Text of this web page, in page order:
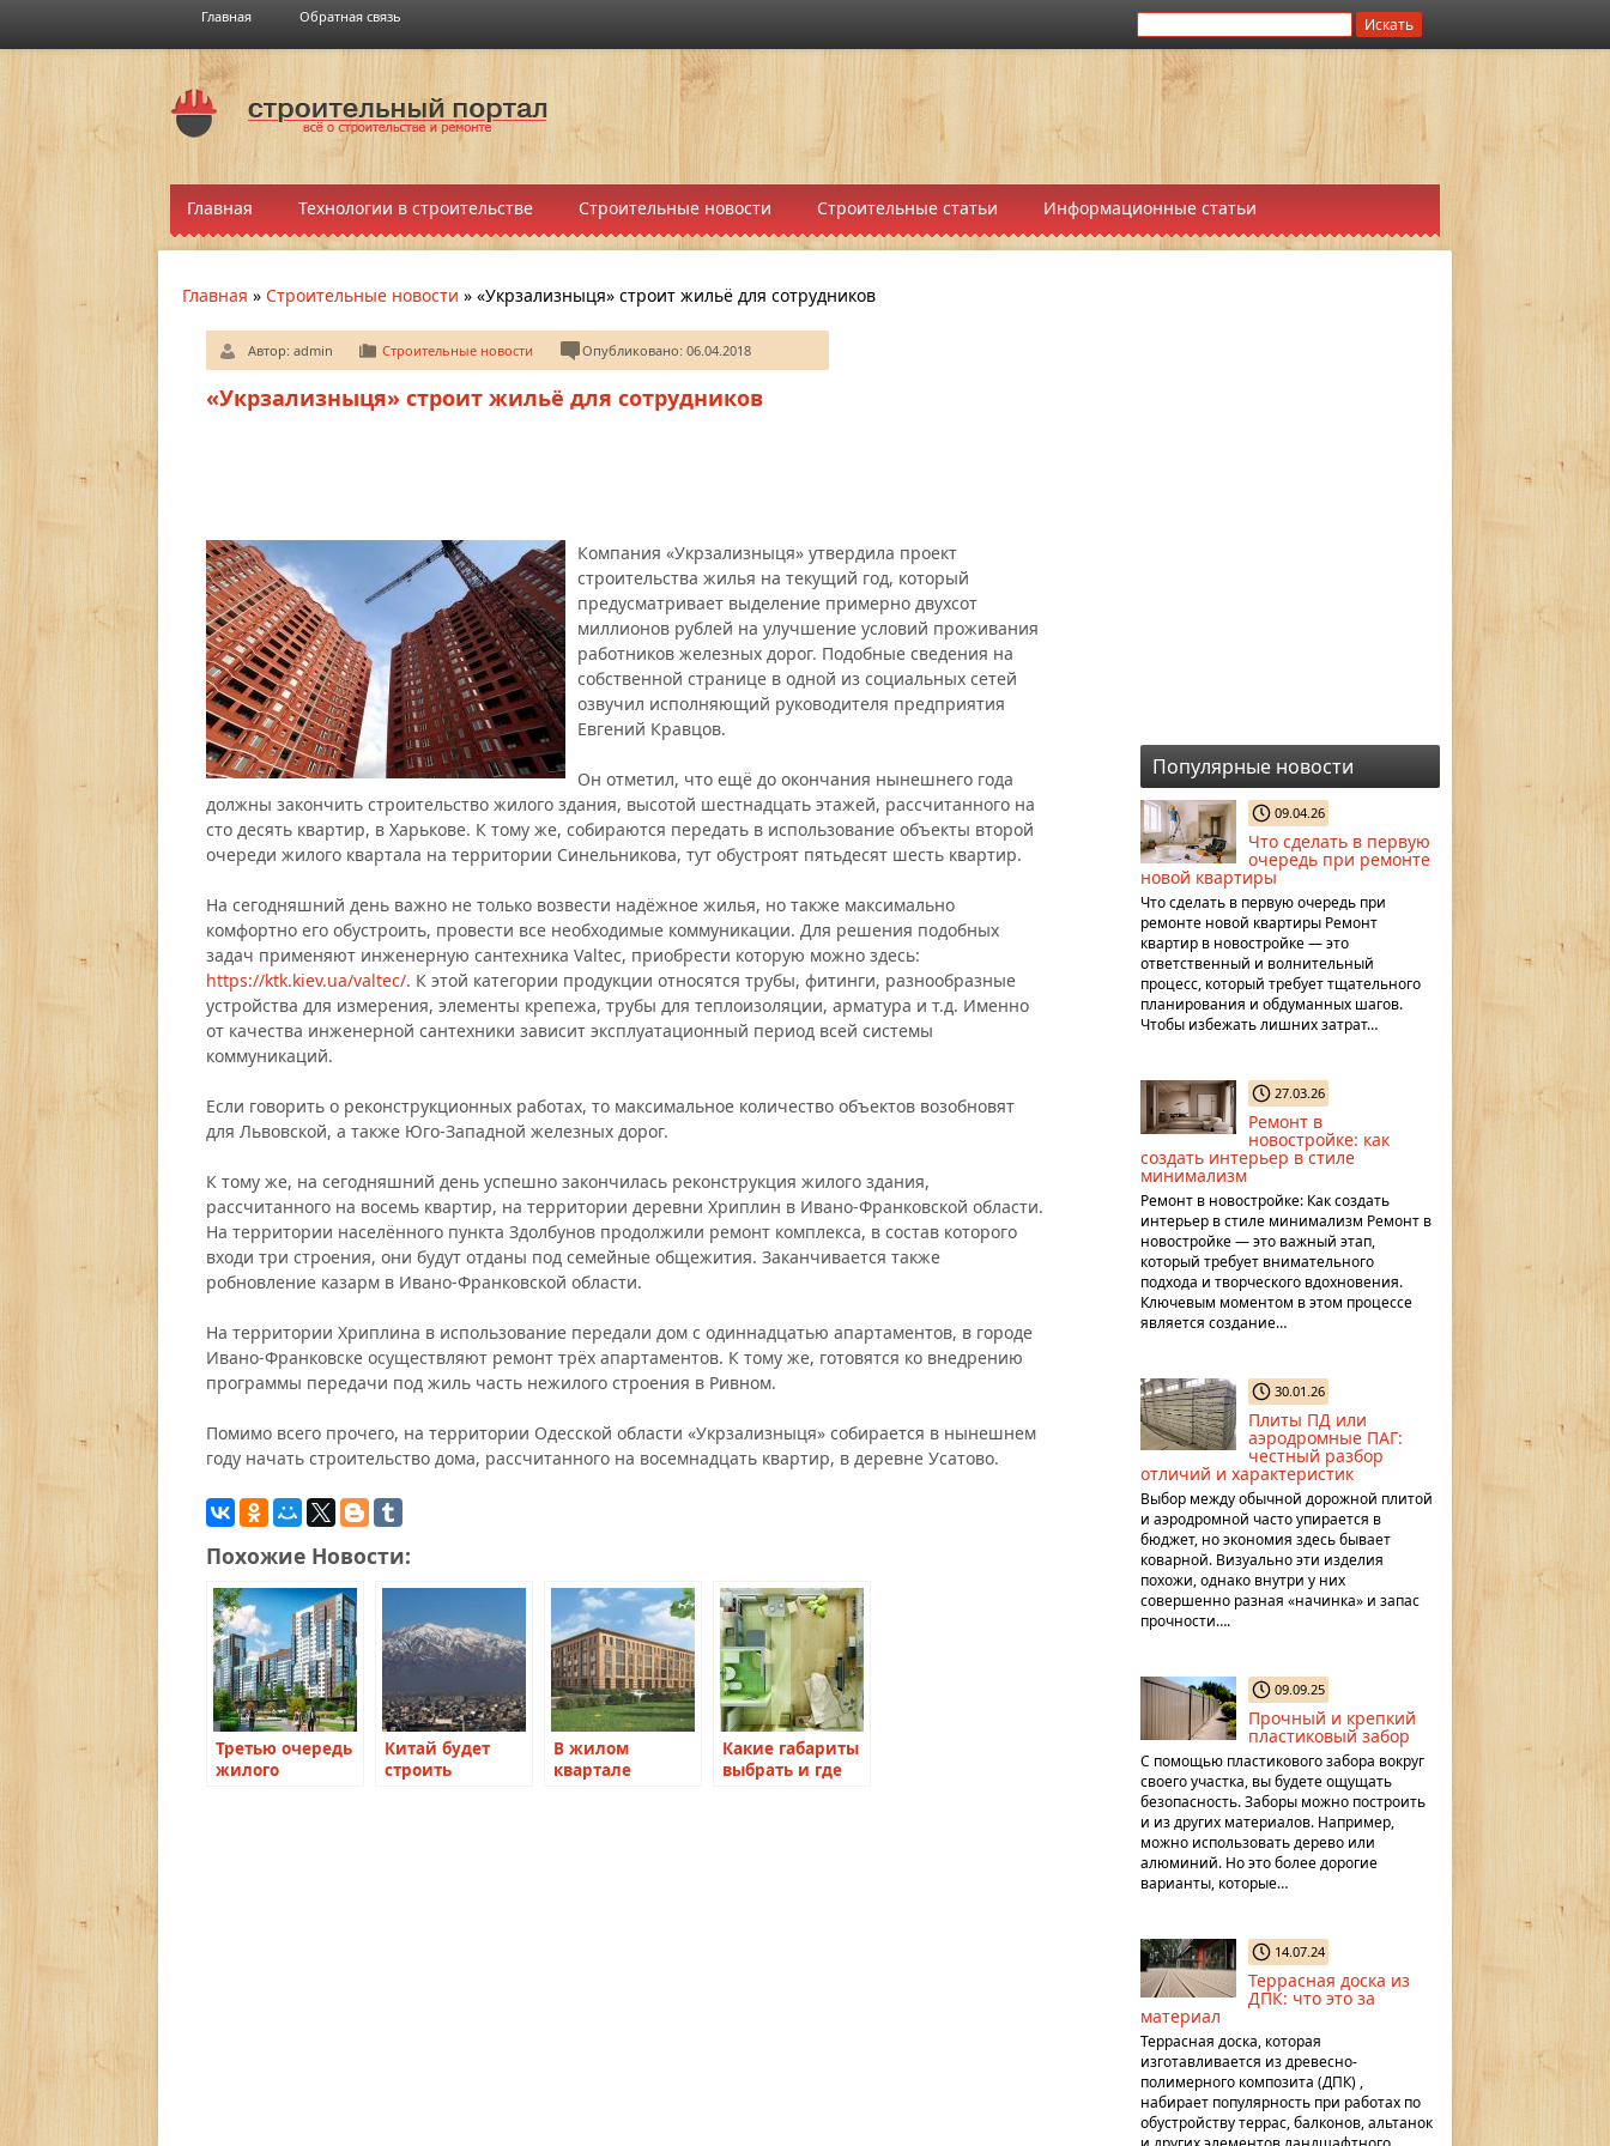
Главная Обратная связь
Главная Технологии в строительстве Строительные новости Строительные статьи Информационные статьи
Главная » Строительные новости » «Укрзализныця» строит жильё для сотрудников
Автор: admin Строительные новости Опубликовано: 06.04.2018
«Укрзализныця» строит жильё для сотрудников
Компания «Укрзализныця» утвердила проект
строительства жилья на текущий год, который
предусматривает выделение примерно двухсот
миллионов рублей на улучшение условий проживания
работников железных дорог. Подобные сведения на
собственной странице в одной из социальных сетей
озвучил исполняющий руководителя предприятия
Евгений Кравцов.
Он отметил, что ещё до окончания нынешнего года
должны закончить строительство жилого здания, высотой шестнадцать этажей, рассчитанного на
сто десять квартир, в Харькове. К тому же, собираются передать в использование объекты второй
очереди жилого квартала на территории Синельникова, тут обустроят пятьдесят шесть квартир.
На сегодняшний день важно не только возвести надёжное жилья, но также максимально
комфортно его обустроить, провести все необходимые коммуникации. Для решения подобных
задач применяют инженерную сантехника Valtec, приобрести которую можно здесь:
https://ktk.kiev.ua/valtec/. К этой категории продукции относятся трубы, фитинги, разнообразные
устройства для измерения, элементы крепежа, трубы для теплоизоляции, арматура и т.д. Именно
от качества инженерной сантехники зависит эксплуатационный период всей системы
коммуникаций.
Если говорить о реконструкционных работах, то максимальное количество объектов возобновят
для Львовской, а также Юго-Западной железных дорог.
К тому же, на сегодняшний день успешно закончилась реконструкция жилого здания,
рассчитанного на восемь квартир, на территории деревни Хриплин в Ивано-Франковской области.
На территории населённого пункта Здолбунов продолжили ремонт комплекса, в состав которого
входи три строения, они будут отданы под семейные общежития. Заканчивается также
робновление казарм в Ивано-Франковской области.
На территории Хриплина в использование передали дом с одиннадцатью апартаментов, в городе
Ивано-Франковске осуществляют ремонт трёх апартаментов. К тому же, готовятся ко внедрению
программы передачи под жиль часть нежилого строения в Ривном.
Помимо всего прочего, на территории Одесской области «Укрзализныця» собирается в нынешнем
году начать строительство дома, рассчитанного на восемнадцать квартир, в деревне Усатово.
Похожие Новости:
Третью очередь
жилого
Китай будет
строить
В жилом
квартале
Какие габариты
выбрать и где
Популярные новости
09.04.26
Что сделать в первую
очередь при ремонте
новой квартиры
Что сделать в первую очередь при
ремонте новой квартиры Ремонт
квартир в новостройке — это
ответственный и волнительный
процесс, который требует тщательного
планирования и обдуманных шагов.
Чтобы избежать лишних затрат…
27.03.26
Ремонт в
новостройке: как
создать интерьер в стиле
минимализм
Ремонт в новостройке: Как создать
интерьер в стиле минимализм Ремонт в
новостройке — это важный этап,
который требует внимательного
подхода и творческого вдохновения.
Ключевым моментом в этом процессе
является создание…
30.01.26
Плиты ПД или
аэродромные ПАГ:
честный разбор
отличий и характеристик
Выбор между обычной дорожной плитой
и аэродромной часто упирается в
бюджет, но экономия здесь бывает
коварной. Визуально эти изделия
похожи, однако внутри у них
совершенно разная «начинка» и запас
прочности….
09.09.25
Прочный и крепкий
пластиковый забор
С помощью пластикового забора вокруг
своего участка, вы будете ощущать
безопасность. Заборы можно построить
и из других материалов. Например,
можно использовать дерево или
алюминий. Но это более дорогие
варианты, которые…
14.07.24
Террасная доска из
ДПК: что это за
материал
Террасная доска, которая
изготавливается из древесно-
полимерного композита (ДПК) ,
набирает популярность при работах по
обустройству террас, балконов, альтанок